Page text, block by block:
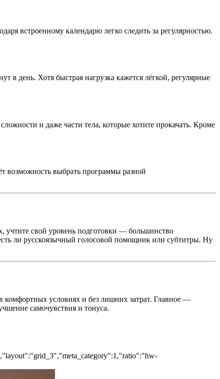
встроенному календарю легко следить за регулярностью.
день. Хотя быстрая нагрузка кажется лёгкой, регулярные
и даже части тела, которые хотите прокачать. Кроме
возможность выбрать программы разной
учтите свой уровень подготовки — большинство
ли русскоязычный голосовой помощник или субтитры. Ну
условиях и без лишних затрат. Главное —
самочувствия и тонуса.